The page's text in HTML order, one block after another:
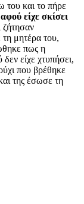
του και το πήρε
είχε σκίσει
ζήτησαν
μητέρα του,
πως η
είχε χτυπήσει,
που βρέθηκε
της έσωσε τη